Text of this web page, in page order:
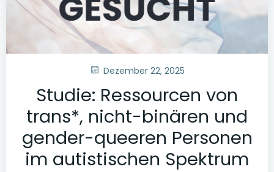
Dezember 22, 2025
Studie: Ressourcen von
trans*, nicht-binären und
gender-queeren Personen
im autistischen Spektrum